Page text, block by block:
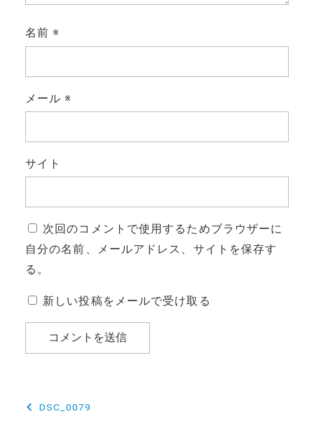
名前※
メール※
サイト
次回のコメントで使用するためブラウザーに
自分の名前、メールアドレス、サイトを保存す
る。
新しい投稿をメールで受け取る
投
DSC_0079